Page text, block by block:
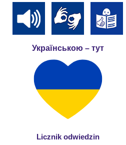
Українською – тут
Licznik odwiedzin